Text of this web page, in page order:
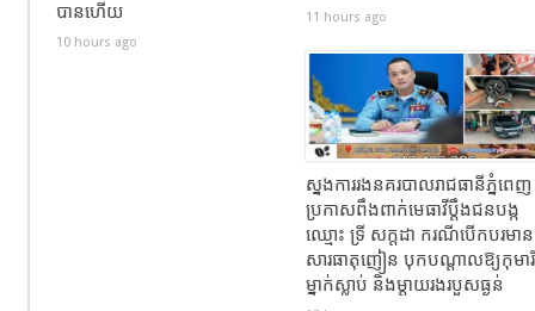
បានហេីយ
10 hours ago
11 hours ago
ស្នងការរងនគរបាលរាជធានីភ្នំពេញ
ប្រកាសពឹងពាក់មេធាវីប្តឹងជនបង្ក
ឈ្មោះ ទ្រី សក្ដដា ករណីបើកបរមាន
សារធាតុញៀន បុកបណ្តាលឱ្យកុមារី
ម្នាក់ស្លាប់ និងម្តាយរងរបួសធ្ងន់